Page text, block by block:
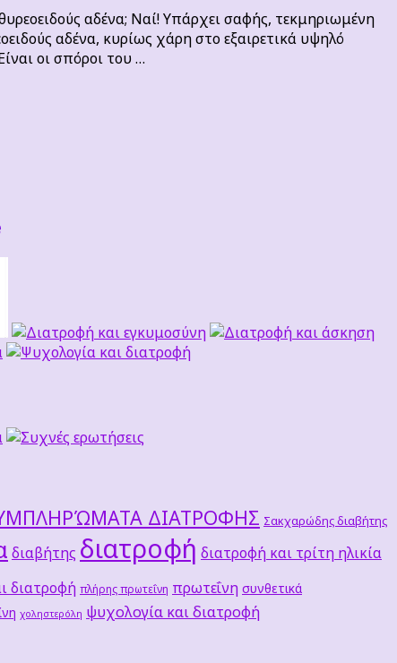
αδένα; Ναί! Υπάρχει σαφής, τεκμηριωμένη
αδένα, κυρίως χάρη στο εξαιρετικά υψηλό
οι σπόροι του …
ΔΙΑΤΡΟΦΗΣ Σακχαρώδης διαβήτης
διαβήτης διατροφή διατροφή και τρίτη ηλικία
διατροφή πλήρης πρωτεΐνη πρωτεΐνη συνθετικά
χοληστερόλη ψυχολογία και διατροφή